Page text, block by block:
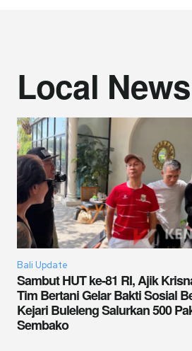
Local News
Bali Update
Sambut HUT ke-81 RI, Ajik
Tim Bertani Gelar Bakti Sosial
Kejari Buleleng Salurkan 500
Sembako